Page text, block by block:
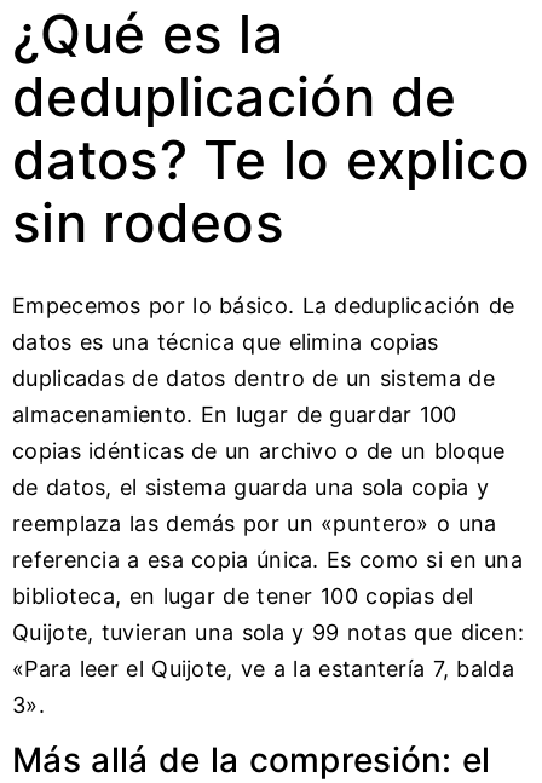
¿Qué es la
deduplicación de
datos? Te lo explico
sin rodeos
Empecemos por lo básico. La deduplicación de
datos es una técnica que elimina copias
duplicadas de datos dentro de un sistema de
almacenamiento. En lugar de guardar 100
copias idénticas de un archivo o de un bloque
de datos, el sistema guarda una sola copia y
reemplaza las demás por un «puntero» o una
referencia a esa copia única. Es como si en una
biblioteca, en lugar de tener 100 copias del
Quijote, tuvieran una sola y 99 notas que dicen:
«Para leer el Quijote, ve a la estantería 7, balda
3».
Más allá de la compresión: el